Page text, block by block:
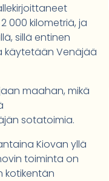
000 kilometriä, ja
sillä entinen
käytetään Venäjää
maahan, mikä
sotatoimia.
Kiovan yllä
toiminta on
kotikentän